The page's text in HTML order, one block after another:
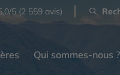
5 (2 559 avis)
Qui sommes-nous ?